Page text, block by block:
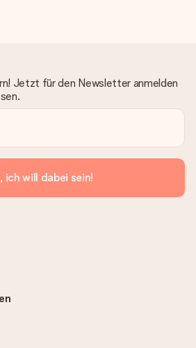
Jetzt für den Newsletter anmelden
ich will dabei sein!